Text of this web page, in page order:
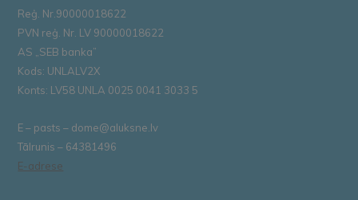
Reģ. Nr.90000018622
PVN reģ. Nr. LV 90000018622
AS „SEB banka”
Kods: UNLALV2X
Konts: LV58 UNLA 0025 0041 3033 5
E – pasts – dome@aluksne.lv
Tālrunis – 64381496
E-adrese